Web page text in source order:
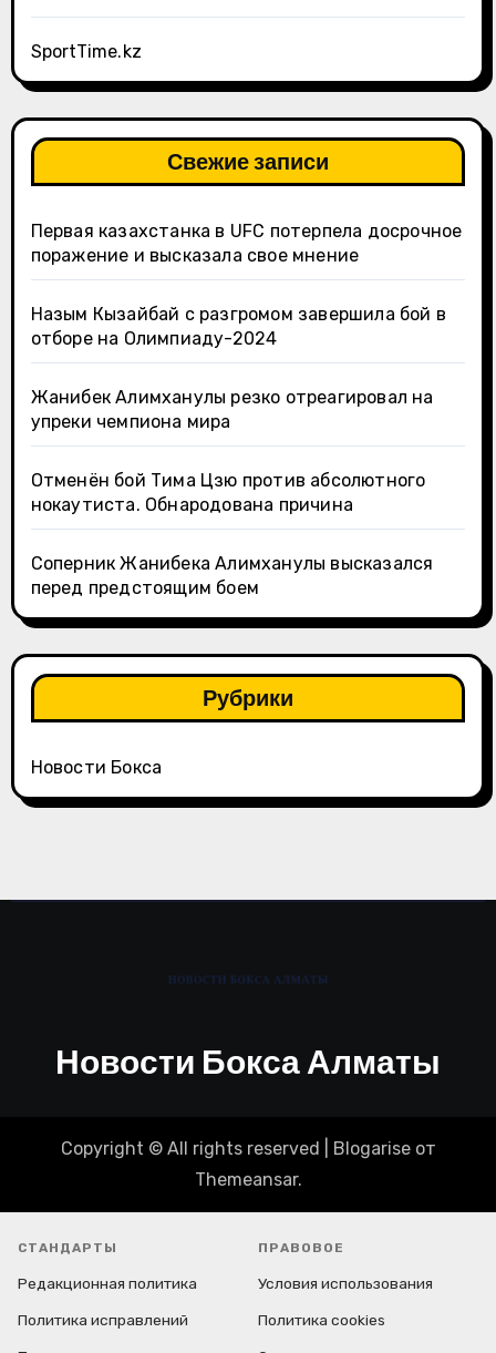
SportTime.kz
Свежие записи
Первая казахстанка в UFC потерпела досрочное
поражение и высказала свое мнение
Назым Кызайбай с разгромом завершила бой в
отборе на Олимпиаду-2024
Жанибек Алимханулы резко отреагировал на
упреки чемпиона мира
Отменён бой Тима Цзю против абсолютного
нокаутиста. Обнародована причина
Соперник Жанибека Алимханулы высказался
перед предстоящим боем
Рубрики
Новости Бокса
Новости Бокса Алматы
Copyright © All rights reserved Blogariseот
Themeansar.
СТАНДАРТЫ
Редакционная политика
Политика исправлений
ПРАВОВОЕ
Условия использования
Политика cookies